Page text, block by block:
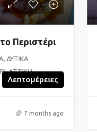
Περιστέρι
ΔΥΤΙΚΑ
ΑΤΤΙΚΗ
Λεπτομέρειες
7 months ago